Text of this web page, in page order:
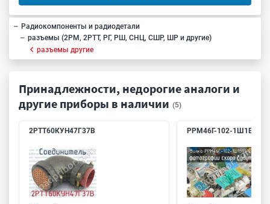
Радиокомпоненты и радиодетали
разъемы (2РМ, 2РТТ, РГ, РШ, СНЦ, СШР, ШР и другие)
разъемы другие
Принадлежности, недорогие аналоги и
другие приборы в наличии (5)
2РТТ60КУН47Г37В РРМ46Г-102-1Ш1В13-В